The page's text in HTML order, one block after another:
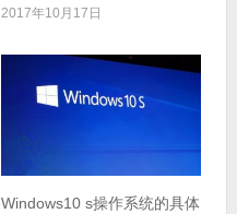
2017年10月17日
Windows10 s操作系统的具体